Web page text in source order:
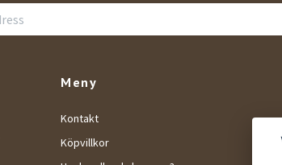
Meny
Kontakt
Köpvillkor